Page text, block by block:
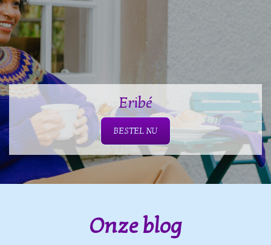
Eribé
BESTEL NU
Onze blog